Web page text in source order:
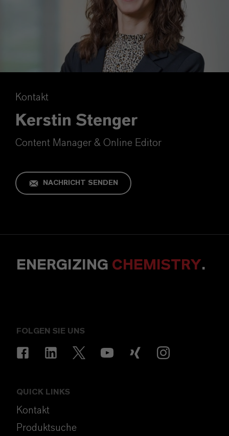
Kontakt
Kerstin Stenger
Content Manager & Online Editor
NACHRICHT SENDEN
ENERGIZING CHEMISTRY.
FOLGEN SIE UNS
QUICK LINKS
Kontakt
Produktsuche